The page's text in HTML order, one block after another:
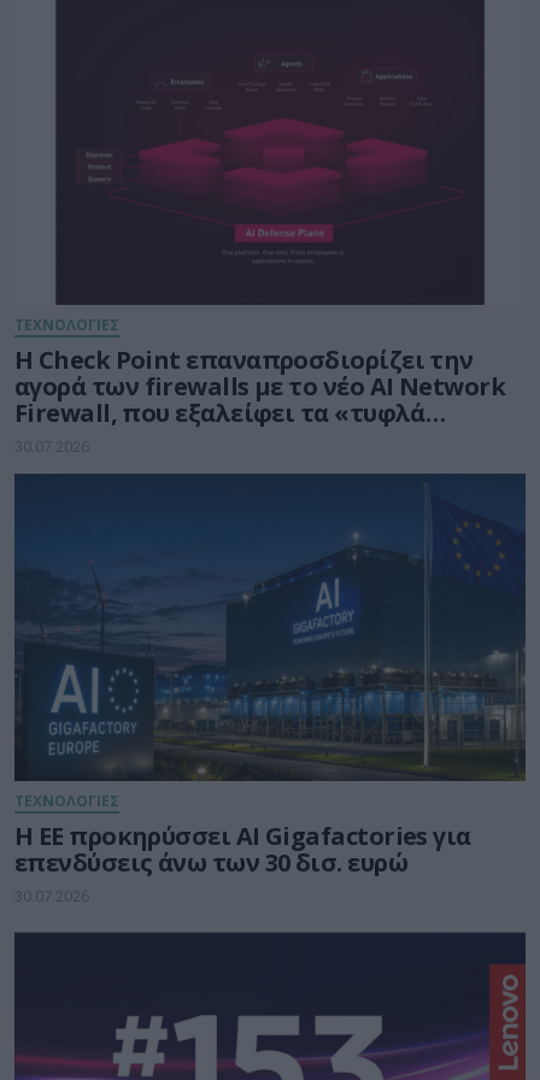
ΤΕΧΝΟΛΟΓΙΕΣ
Η Check Point επαναπροσδιορίζει την
αγορά των firewalls με το νέο AI Network
Firewall, που εξαλείφει τα «τυφλά
σημεία» της Τεχνητής Νοημοσύνης σε
κάθε δίκτυο
30.07.2026
ΤΕΧΝΟΛΟΓΙΕΣ
Η ΕΕ προκηρύσσει AI Gigafactories για
επενδύσεις άνω των 30 δισ. ευρώ
30.07.2026